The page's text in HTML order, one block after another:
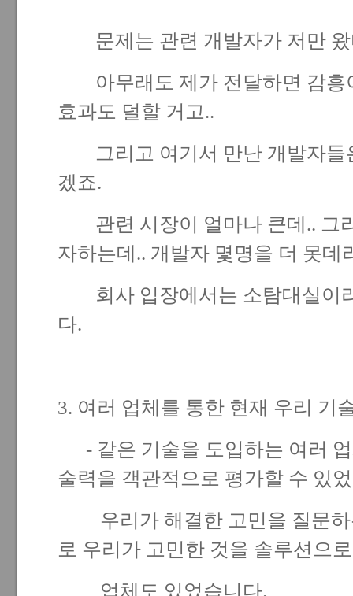
문제는 관련 개발자가 저만 왔
아무래도 제가 전달하면 감흥
효과도 덜할 거고..
그리고 여기서 만난 개발자들
겠죠.
관련 시장이 얼마나 큰데.. 그
자하는데.. 개발자 몇명을 더 못데
회사 입장에서는 소탐대실이
다.
3. 여러 업체를 통한 현재 우리 기
- 같은 기술을 도입하는 여러
술력을 객관적으로 평가할 수 있
우리가 해결한 고민을 질문하
로 우리가 고민한 것을 솔루션으
업체도 있었습니다.